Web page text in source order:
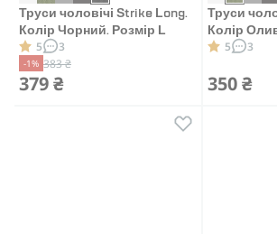
Труси чоловічі Strike Long.
Колір Чорний. Розмір L
5 3
-1% 383 ₴
379 ₴
Труси
Колір
5 3
350 ₴